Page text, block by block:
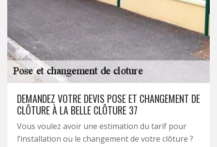
DEMANDEZ VOTRE DEVIS POSE ET CHANGEMENT DE
CLÔTURE À LA BELLE CLÔTURE 37
Vous voulez avoir une estimation du tarif pour
l’installation ou le changement de votre clôture ?